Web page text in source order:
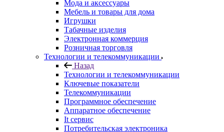
Мода и аксессуары
Мебель и товары для дома
Игрушки
Табачные изделия
Электронная коммерция
Розничная торговля
Технологии и телекоммуникации
Назад
Технологии и телекоммуникации
Ключевые показатели
Телекоммуникации
Программное обеспечение
Аппаратное обеспечение
It сервис
Потребительская электроника